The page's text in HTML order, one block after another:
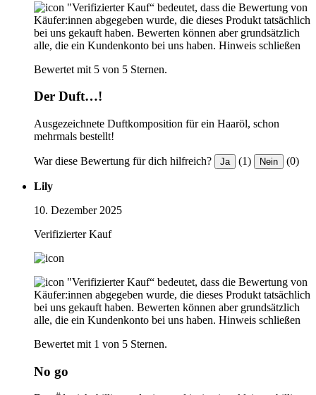
"Verifizierter Kauf“ bedeutet, dass die Bewertung von
Käufer:innen abgegeben wurde, die dieses Produkt tatsächlich
bei uns gekauft haben. Bewerten können aber grundsätzlich
alle, die ein Kundenkonto bei uns haben. Hinweis schließen
Bewertet mit 5 von 5 Sternen.
Der Duft…!
Ausgezeichnete Duftkomposition für ein Haaröl, schon
mehrmals bestellt!
War diese Bewertung für dich hilfreich? Ja (1) Nein (0)
Lily
10. Dezember 2025
Verifizierter Kauf
"Verifizierter Kauf“ bedeutet, dass die Bewertung von
Käufer:innen abgegeben wurde, die dieses Produkt tatsächlich
bei uns gekauft haben. Bewerten können aber grundsätzlich
alle, die ein Kundenkonto bei uns haben. Hinweis schließen
Bewertet mit 1 von 5 Sternen.
No go